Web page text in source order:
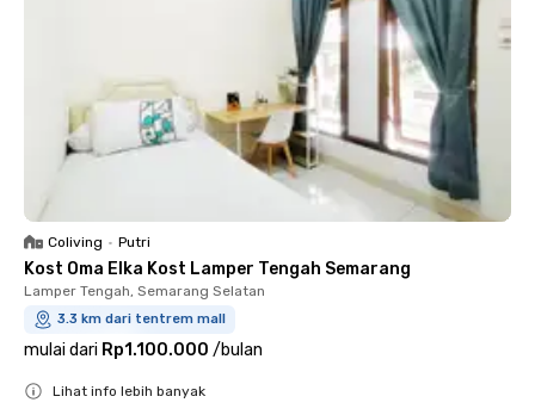
Coliving • Putri
Kost Oma Elka Kost Lamper Tengah Semarang
Lamper Tengah, Semarang Selatan
3.3 km dari tentrem mall
mulai dari Rp1.100.000 /bulan
Lihat info lebih banyak